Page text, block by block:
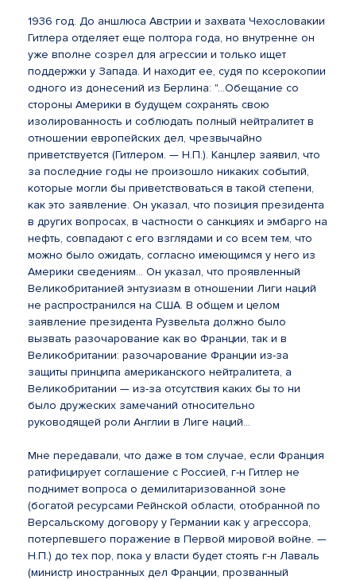
1936 год. До аншлюса Австрии и захвата Чехословакии
Гитлера отделяет еще полтора года, но внутренне он
уже вполне созрел для агрессии и только ищет
поддержки у Запада. И находит ее, судя по ксерокопии
одного из донесений из Берлина: "...Обещание со
стороны Америки в будущем сохранять свою
изолированность и соблюдать полный нейтралитет в
отношении европейских дел, чрезвычайно
приветствуется (Гитлером. — Н.П.). Канцлер заявил, что
за последние годы не произошло никаких событий,
которые могли бы приветствоваться в такой степени,
как это заявление. Он указал, что позиция президента
в других вопросах, в частности о санкциях и эмбарго на
нефть, совпадают с его взглядами и со всем тем, что
можно было ожидать, согласно имеющимся у него из
Америки сведениям... Он указал, что проявленный
Великобританией энтузиазм в отношении Лиги наций
не распространился на США. В общем и целом
заявление президента Рузвельта должно было
вызвать разочарование как во Франции, так и в
Великобритании: разочарование Франции из-за
защиты принципа американского нейтралитета, а
Великобритании — из-за отсутствия каких бы то ни
было дружеских замечаний относительно
руководящей роли Англии в Лиге наций...
Мне передавали, что даже в том случае, если Франция
ратифицирует соглашение с Россией, г-н Гитлер не
поднимет вопроса о демилитаризованной зоне
(богатой ресурсами Рейнской области, отобранной по
Версальскому договору у Германии как у агрессора,
потерпевшего поражение в Первой мировой войне. —
Н.П.) до тех пор, пока у власти будет стоять г-н Лаваль
(министр иностранных дел Франции, прозванный